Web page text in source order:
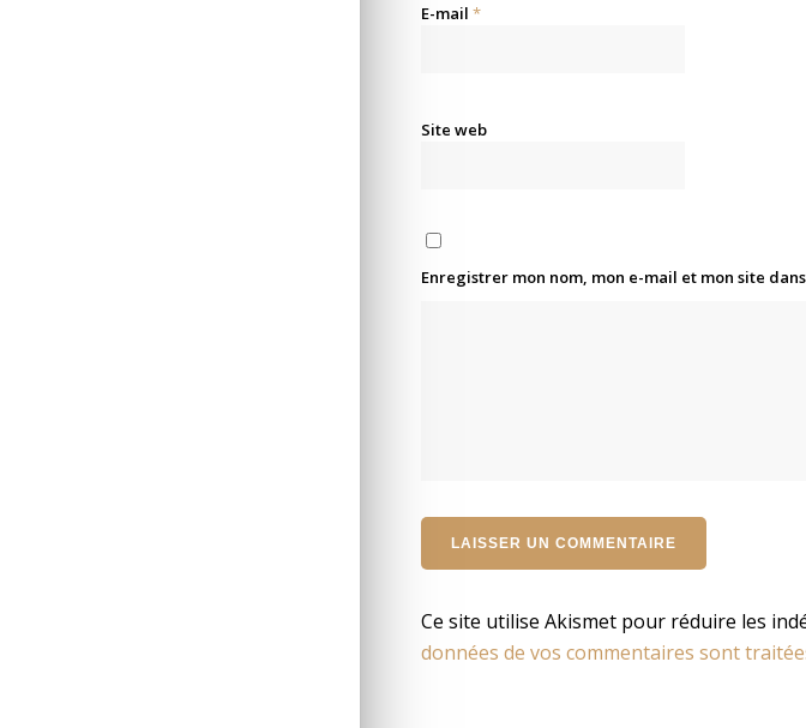
E-mail *
Site web
Enregistrer mon nom, mon e-mail et mon site
Ce site utilise Akismet pour réduire les
données de vos commentaires sont